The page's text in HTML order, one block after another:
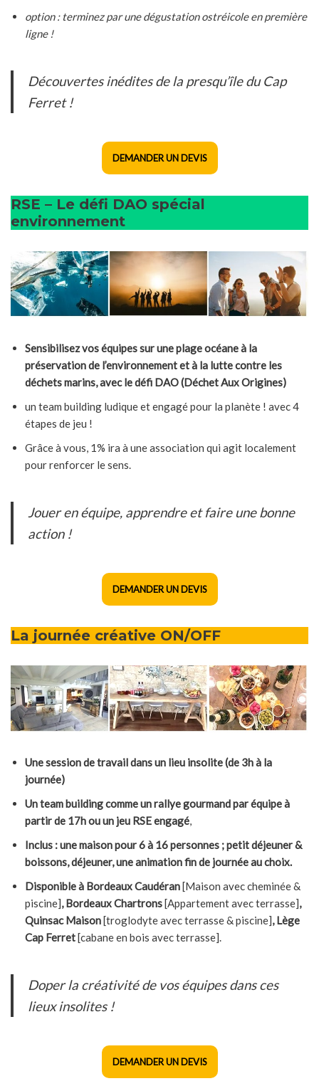
option : terminez par une dégustation ostréicole en première
ligne !
Découvertes inédites de la presqu’île du Cap
Ferret !
DEMANDER UN DEVIS
RSE – Le défi DAO spécial
environnement
Sensibilisez vos équipes sur une plage océane à la
préservation de l’environnement et à la lutte contre les
déchets marins, avec le défi DAO (Déchet Aux Origines)
un team building ludique et engagé pour la planète ! avec 4
étapes de jeu !
Grâce à vous, 1% ira à une association qui agit localement
pour renforcer le sens.
Jouer en équipe, apprendre et faire une bonne
action !
DEMANDER UN DEVIS
La journée créative ON/OFF
Une session de travail dans un lieu insolite (de 3h à la
journée)
Un team building comme un rallye gourmand par équipe à
partir de 17h ou un jeu RSE engagé,
Inclus : une maison pour 6 à 16 personnes ; petit déjeuner &
boissons, déjeuner, une animation fin de journée au choix.
Disponible à Bordeaux Caudéran [Maison avec cheminée &
piscine], Bordeaux Chartrons [Appartement avec terrasse],
Quinsac Maison [troglodyte avec terrasse & piscine], Lège
Cap Ferret [cabane en bois avec terrasse].
Doper la créativité de vos équipes dans ces
lieux insolites !
DEMANDER UN DEVIS